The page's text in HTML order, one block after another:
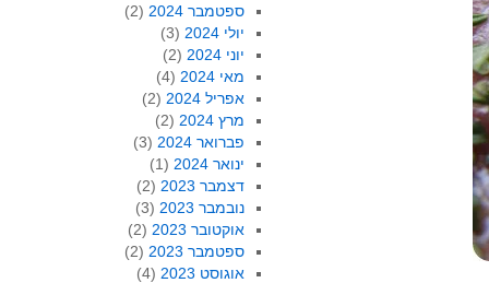
ספטמבר 2024
(2)
יולי 2024
(3)
יוני 2024
(2)
מאי 2024
(4)
אפריל 2024
(2)
מרץ 2024
(2)
פברואר 2024
(3)
ינואר 2024
(1)
דצמבר 2023
(2)
נובמבר 2023
(3)
אוקטובר 2023
(2)
ספטמבר 2023
(2)
אוגוסט 2023
(4)